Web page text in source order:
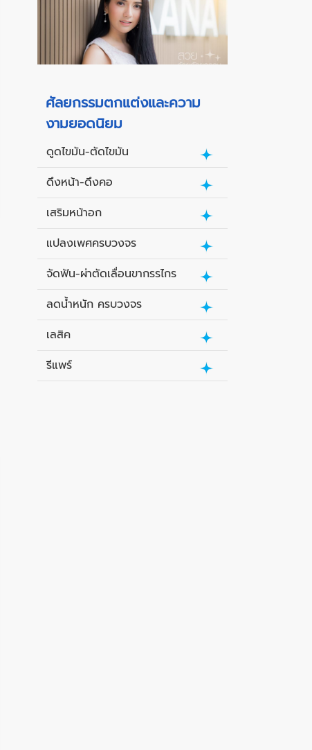
ศัลยกรรมตกแต่งและความ
งามยอดนิยม
ดูดไขมัน-ตัดไขมัน
ดึงหน้า-ดึงคอ
เสริมหน้าอก
แปลงเพศครบวงจร
จัดฟัน-ผ่าตัดเลื่อนขากรรไกร
ลดน้ำหนัก ครบวงจร
เลสิค
รีแพร์